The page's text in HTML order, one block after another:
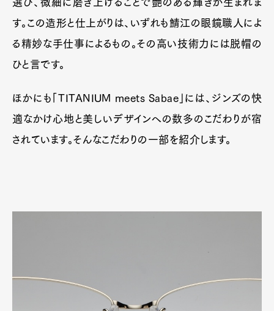
選び、微細に磨き上げることで艷のある輝きが生まれま
す。この造形と仕上がりは、いずれも鯖江の眼鏡職人によ
る精妙な手仕事によるもの。その高い技術力には脱帽の
ひと言です。
ほかにも「TITANIUM meets Sabae」には、ジンズの快
適なかけ心地と美しいデザインへの数多のこだわりが宿
されています。そんなこだわりの一部を紹介します。